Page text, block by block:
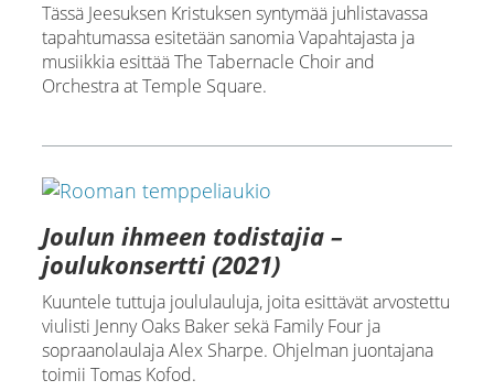
Tässä Jeesuksen Kristuksen syntymää juhlistavassa
tapahtumassa esitetään sanomia Vapahtajasta ja
musiikkia esittää The Tabernacle Choir and
Orchestra at Temple Square.
Joulun ihmeen todistajia –
joulukonsertti (2021)
Kuuntele tuttuja joululauluja, joita esittävät arvostettu
viulisti Jenny Oaks Baker sekä Family Four ja
sopraanolaulaja Alex Sharpe. Ohjelman juontajana
toimii Tomas Kofod.